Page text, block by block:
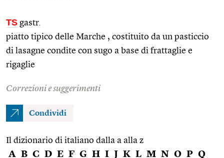
TS gastr.
piatto tipico delle Marche , costituito da un pasticcio
di lasagne condite con sugo a base di frattaglie e
rigaglie
Correzioni e suggerimenti
Condividi
Il dizionario di italiano dalla a alla z
A B C D E F G H I J K L M N O P Q